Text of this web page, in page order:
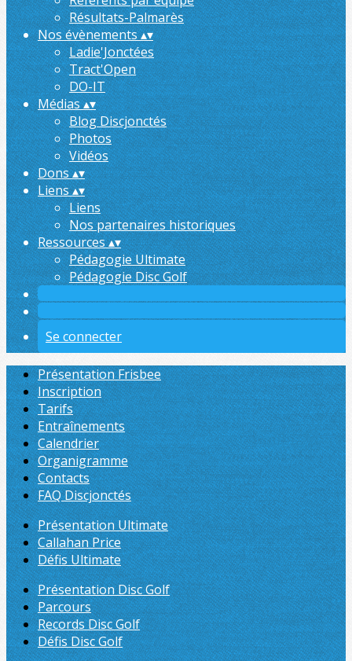
Résultats-Palmarès
Nos évènements▴▾
Ladie'Jonctées
Tract'Open
DO-IT
Médias▴▾
Blog Discjonctés
Photos
Vidéos
Dons▴▾
Liens▴▾
Liens
Nos partenaires historiques
Ressources▴▾
Pédagogie Ultimate
Pédagogie Disc Golf
Se connecter
Présentation Frisbee
Inscription
Tarifs
Entraînements
Calendrier
Organigramme
Contacts
FAQ Discjonctés
Présentation Ultimate
Callahan Price
Défis Ultimate
Présentation Disc Golf
Parcours
Records Disc Golf
Défis Disc Golf